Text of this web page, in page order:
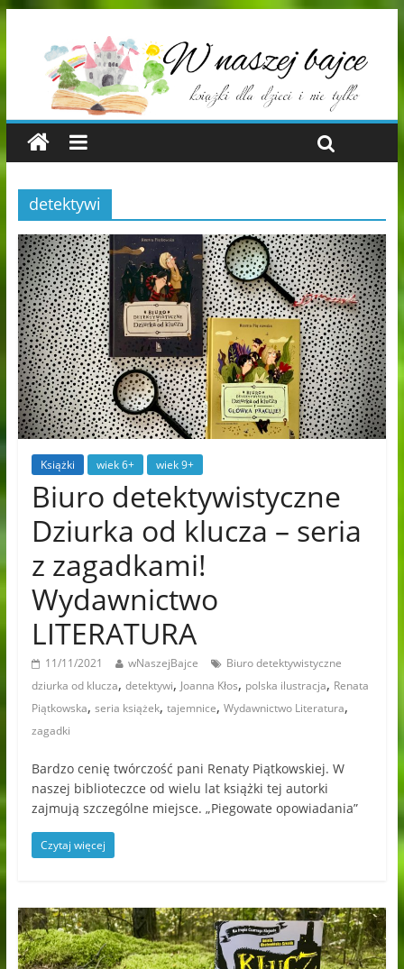
detektywi
Książki wiek 6+ wiek 9+
Biuro detektywistyczne
Dziurka od klucza – seria
z zagadkami!
Wydawnictwo
LITERATURA
11/11/2021 wNaszejBajce
Biuro detektywistyczne
dziurka od klucza, detektywi, Joanna Kłos, polska ilustracja, Renata
Piątkowska, seria książek, tajemnice, Wydawnictwo Literatura,
zagadki
Bardzo cenię twórczość pani Renaty Piątkowskiej. W
naszej biblioteczce od wielu lat książki tej autorki
zajmują szczególne miejsce. „Piegowate opowiadania”
Czytaj więcej